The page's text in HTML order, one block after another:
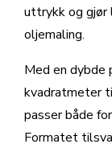
uttrykk og
oljemaling.
Med en dybde
kvadratmeter
passer både
Formatet